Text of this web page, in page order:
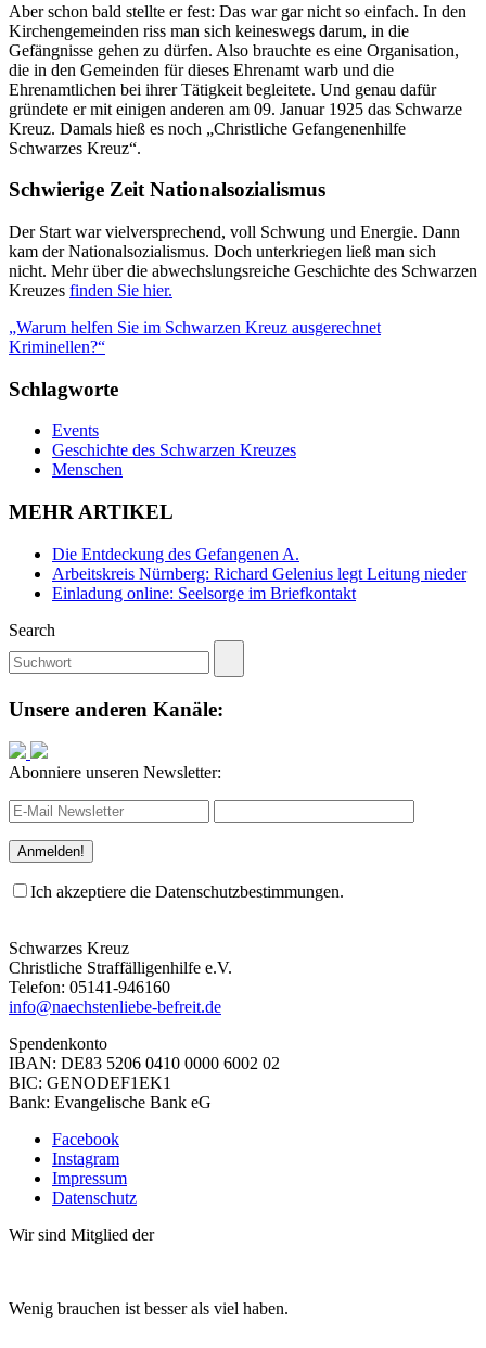
Aber schon bald stellte er fest: Das war gar nicht so einfach. In den
Kirchengemeinden riss man sich keineswegs darum, in die
Gefängnisse gehen zu dürfen. Also brauchte es eine Organisation,
die in den Gemeinden für dieses Ehrenamt warb und die
Ehrenamtlichen bei ihrer Tätigkeit begleitete. Und genau dafür
gründete er mit einigen anderen am 09. Januar 1925 das Schwarze
Kreuz. Damals hieß es noch „Christliche Gefangenenhilfe
Schwarzes Kreuz“.
Schwierige Zeit Nationalsozialismus
Der Start war vielversprechend, voll Schwung und Energie. Dann
kam der Nationalsozialismus. Doch unterkriegen ließ man sich
nicht. Mehr über die abwechslungsreiche Geschichte des Schwarzen
Kreuzes finden Sie hier.
„Warum helfen Sie im Schwarzen Kreuz ausgerechnet
Kriminellen?“
Schlagworte
Events
Geschichte des Schwarzen Kreuzes
Menschen
MEHR ARTIKEL
Die Entdeckung des Gefangenen A.
Arbeitskreis Nürnberg: Richard Gelenius legt Leitung nieder
Einladung online: Seelsorge im Briefkontakt
Search
Unsere anderen Kanäle:
Abonniere unseren Newsletter:
Ich akzeptiere die Datenschutzbestimmungen.
Schwarzes Kreuz
Christliche Straffälligenhilfe e.V.
Telefon: 05141-946160
info@naechstenliebe-befreit.de
Spendenkonto
IBAN: DE83 5206 0410 0000 6002 02
BIC: GENODEF1EK1
Bank: Evangelische Bank eG
Facebook
Instagram
Impressum
Datenschutz
Wir sind Mitglied der
Wenig brauchen ist besser als viel haben.